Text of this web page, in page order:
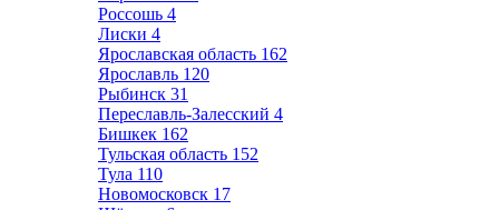
Россошь 4
Лиски 4
Ярославская область 162
Ярославль 120
Рыбинск 31
Переславль-Залесский 4
Бишкек 162
Тульская область 152
Тула 110
Новомосковск 17